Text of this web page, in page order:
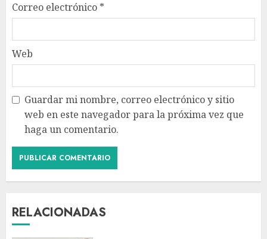
Correo electrónico *
Web
Guardar mi nombre, correo electrónico y sitio
web en este navegador para la próxima vez que
haga un comentario.
RELACIONADAS